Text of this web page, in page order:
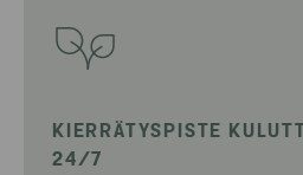
KIERRÄTYSPISTE
24/7